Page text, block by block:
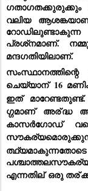
വലിയ
പ്രശ്‌നമാണ്.
മന്ദഗതിയിലാണ്.
ചെയ്യാന് 16
ഇത്
ഗ്ഗമാണ് അര്ദ്ധ
കാസർഗോഡ്
എന്നതില് ഒരു തര്